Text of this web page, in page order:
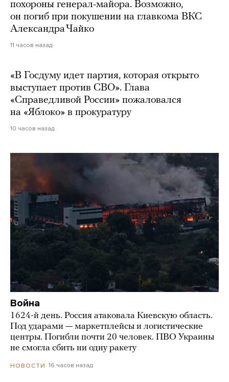
похороны генерал-майора. Возможно,
он погиб при покушении на главкома ВКС
Александра Чайко
11 часов назад
«В Госдуму идет партия, которая открыто
выступает против СВО». Глава
«Справедливой России» пожаловался
на «Яблоко» в прокуратуру
10 часов назад
Война
1624-й день. Россия атаковала Киевскую область.
Под ударами — маркетплейсы и логистические
центры. Погибли почти 20 человек. ПВО Украины
не смогла сбить ни одну ракету
НОВОСТИ 16 часов назад